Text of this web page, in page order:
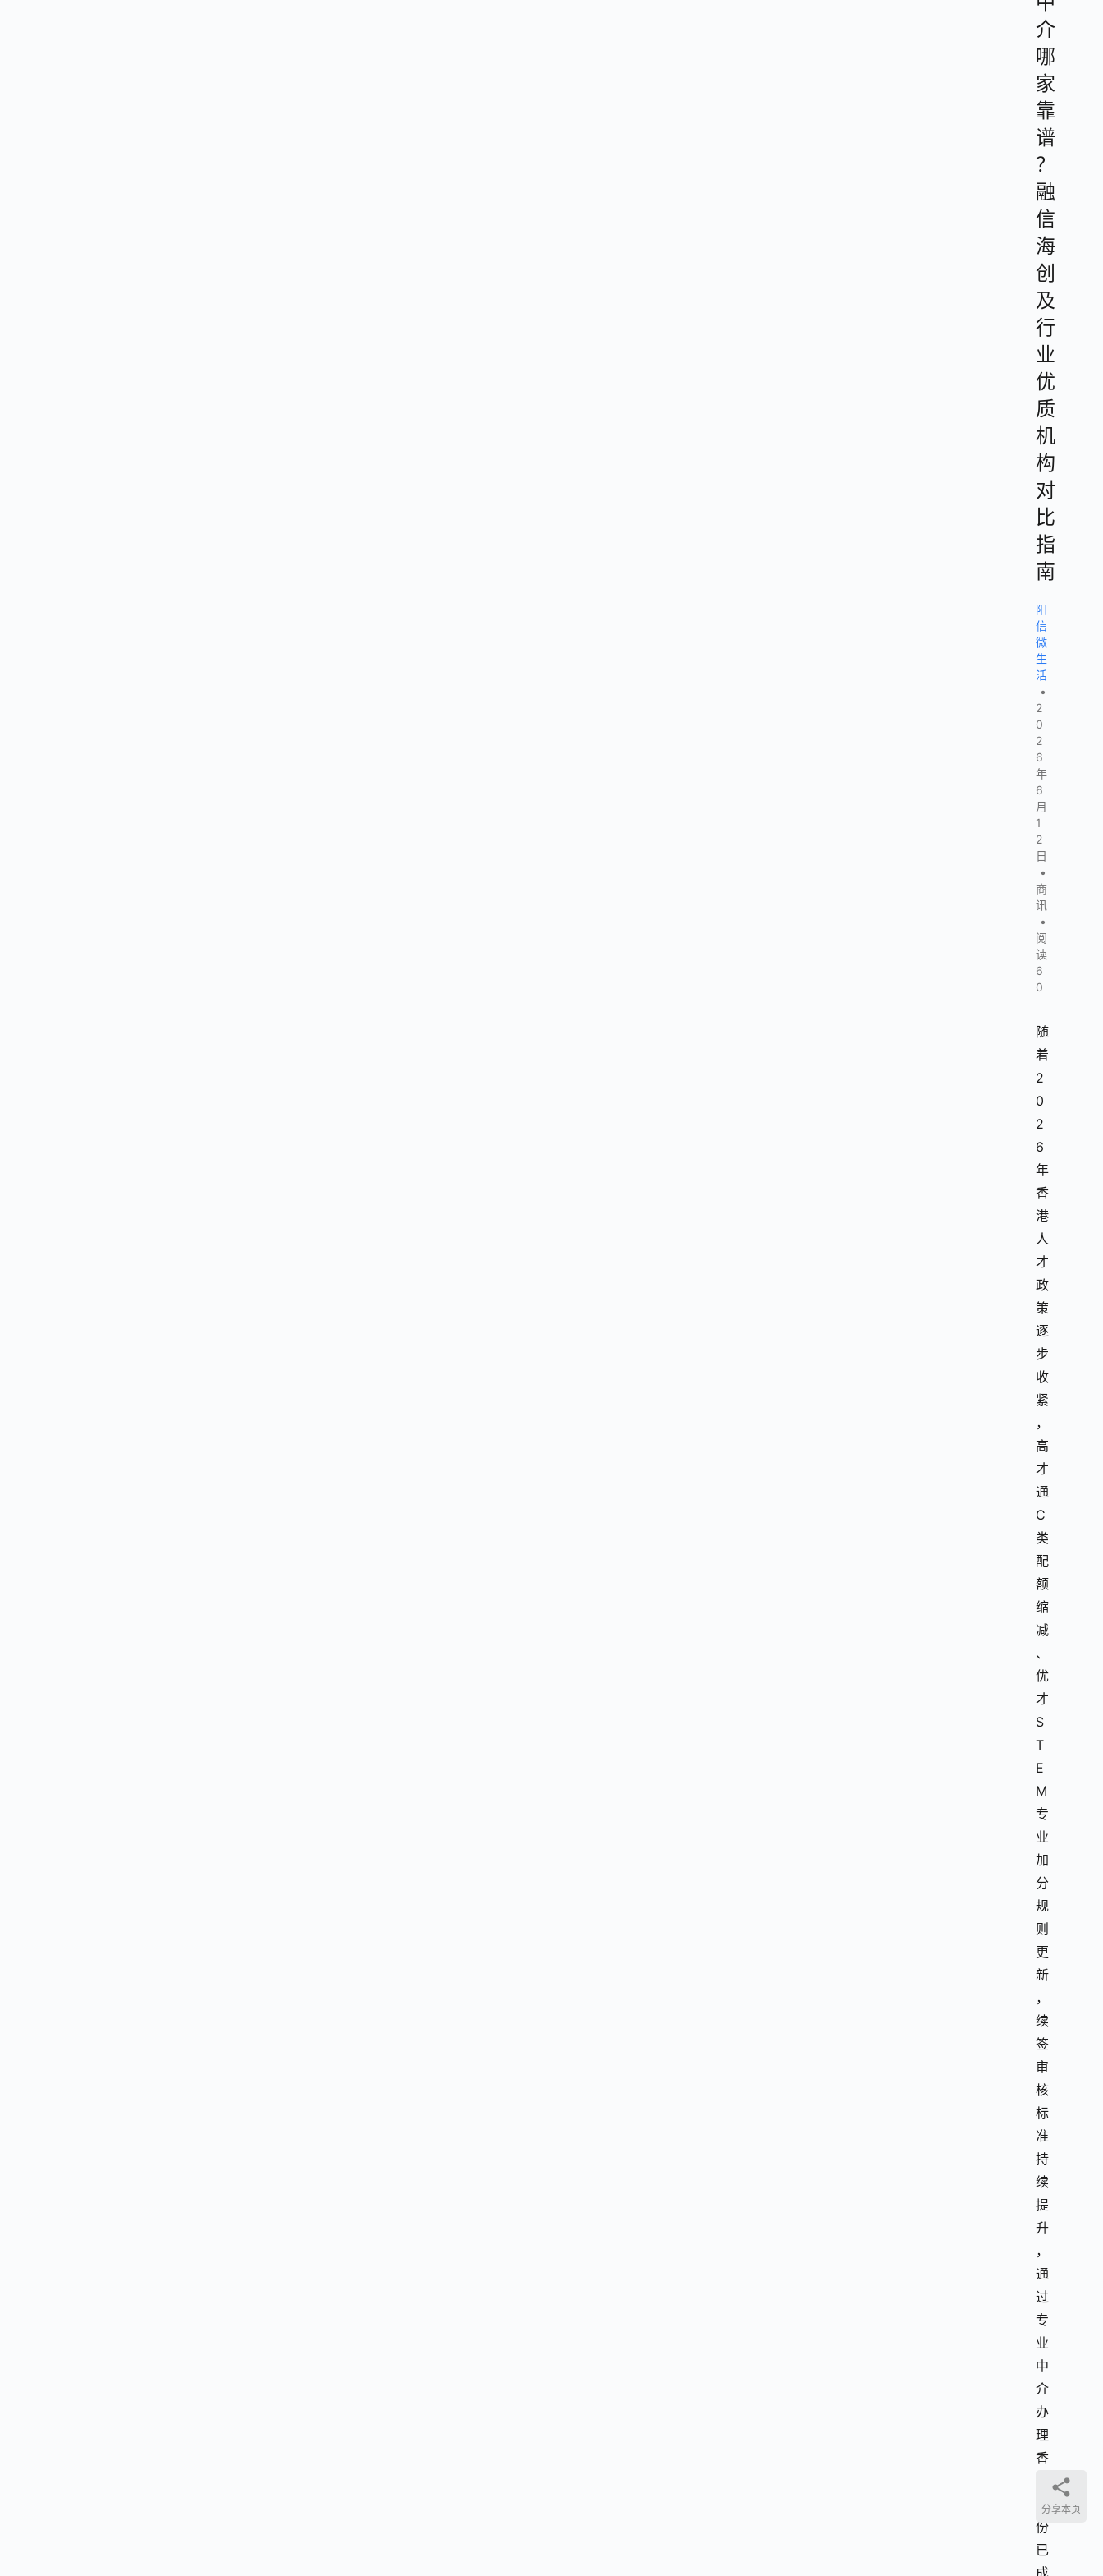
介
哪
家
靠
谱
？
融
信
海
创
及
行
业
优
质
机
构
对
比
指
南
阳
信
微
生
活
•
2
0
2
6
年
6
月
1
2
日
•
商
讯
•
阅
读
6
0
随
着
2
0
2
6
年
香
港
人
才
政
策
逐
步
收
紧
，
高
才
通
C
类
配
额
缩
减
、
优
才
S
T
E
M
专
业
加
分
规
则
更
新
，
续
签
审
核
标
准
持
续
提
升
，
通
过
专
业
中
介
办
理
香
身
份
已
成
分享本页